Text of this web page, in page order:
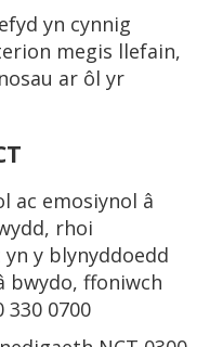
yn cynnig
megis llefain,
ar ôl yr
ac emosiynol â
rhoi
y blynyddoedd
bwydo, ffoniwch
0700